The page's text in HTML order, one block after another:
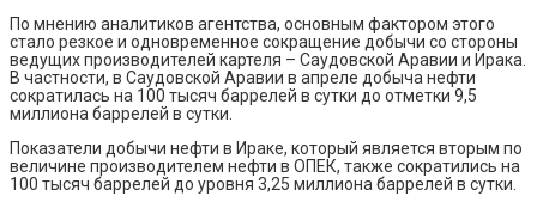
По мнению аналитиков агентства, основным фактором этого
стало резкое и одновременное сокращение добычи со стороны
ведущих производителей картеля – Саудовской Аравии и Ирака.
В частности, в Саудовской Аравии в апреле добыча нефти
сократилась на 100 тысяч баррелей в сутки до отметки 9,5
миллиона баррелей в сутки.
Показатели добычи нефти в Ираке, который является вторым по
величине производителем нефти в ОПЕК, также сократились на
100 тысяч баррелей до уровня 3,25 миллиона баррелей в сутки.